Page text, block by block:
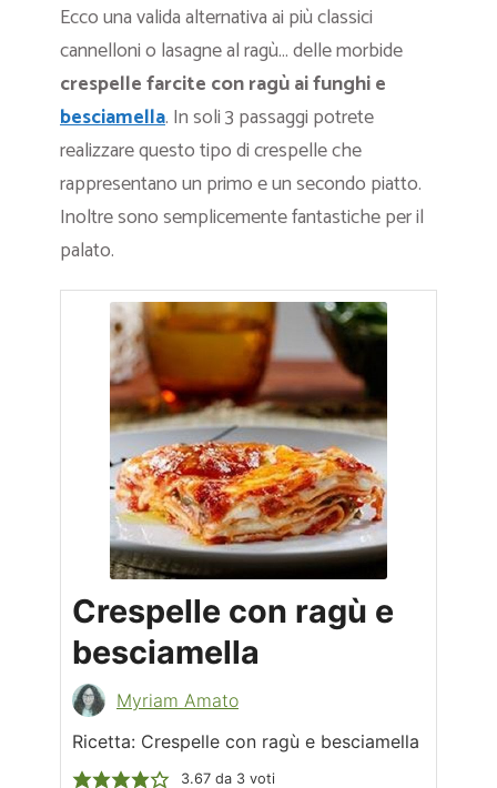
Ecco una valida alternativa ai più classici
cannelloni o lasagne al ragù… delle morbide
crespelle farcite con ragù ai funghi e
besciamella. In soli 3 passaggi potrete
realizzare questo tipo di crespelle che
rappresentano un primo e un secondo piatto.
Inoltre sono semplicemente fantastiche per il
palato.
Crespelle con ragù e
besciamella
Myriam Amato
Ricetta: Crespelle con ragù e besciamella
3.67da 3voti